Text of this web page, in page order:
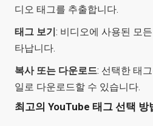
디오 태그를 추출합니다.
태그 보기 : 비디오에 사용된 모
타납니다.
복사 또는 다운로드: 선택한 태
일로 다운로드할 수 있습니다.
최고의 YouTube 태그 선택 방